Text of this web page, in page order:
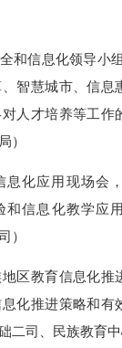
信息化领导小组
智慧城市、信息
人才培养等工作
）
化应用现场会，
和信息化教学应
）
教育信息化推
化推进策略和有
二司、民族教育中